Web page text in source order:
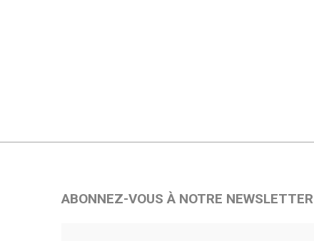
ABONNEZ-VOUS À NOTRE NEWSLETTER